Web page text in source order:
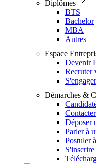
Diplômes
BTS
Bachelor
MBA
Autres
Espace
Devenir
Recruter
Démarches &
Déposer
Parler à
Postuler